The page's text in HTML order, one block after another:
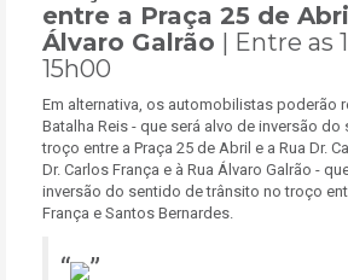
entre a Praça 25 de
Álvaro Galrão | Entre as
15h00
Em alternativa, os automobilistas poderão
Batalha Reis - que será alvo de inversão
troço entre a Praça 25 de Abril e a Rua Dr.
Dr. Carlos França e à Rua Álvaro Galrão -
inversão do sentido de trânsito no troço
França e Santos Bernardes.